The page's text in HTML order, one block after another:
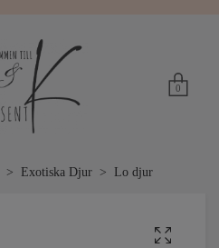
0
Exotiska Djur Lo djur